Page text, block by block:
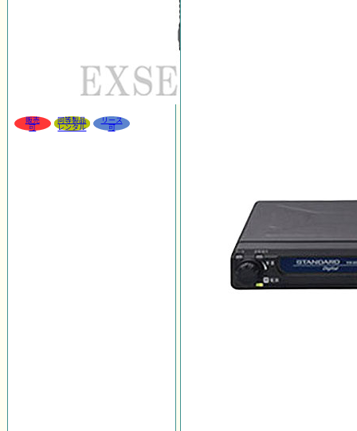
販売
可
同等製品
レンタル
リース
可